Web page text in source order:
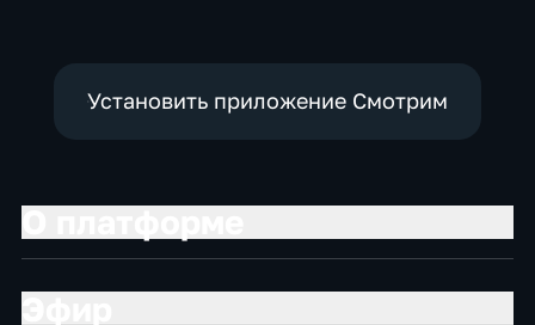
Установить приложение Смотрим